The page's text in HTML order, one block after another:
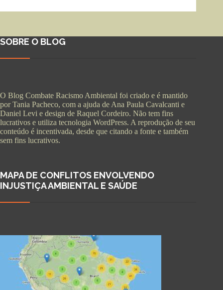
SOBRE O BLOG
O Blog Combate Racismo Ambiental foi criado e é mantido
por Tania Pacheco, com a ajuda de Ana Paula Cavalcanti e
Daniel Levi e design de Raquel Cordeiro. Não tem fins
lucrativos e utiliza tecnologia WordPress. A reprodução de seu
conteúdo é incentivada, desde que citando a fonte e também
sem fins lucrativos.
MAPA DE CONFLITOS ENVOLVENDO
INJUSTIÇA AMBIENTAL E SAÚDE